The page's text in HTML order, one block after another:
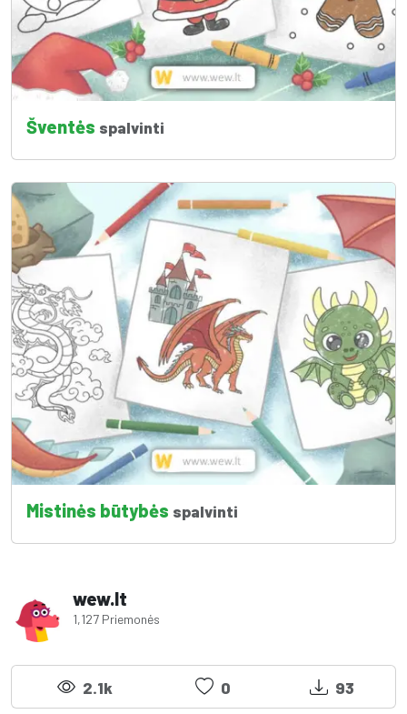
Šventės spalvinti
Mistinės būtybės spalvinti
wew.lt
1,127 Priemonės
2.1k 0 93